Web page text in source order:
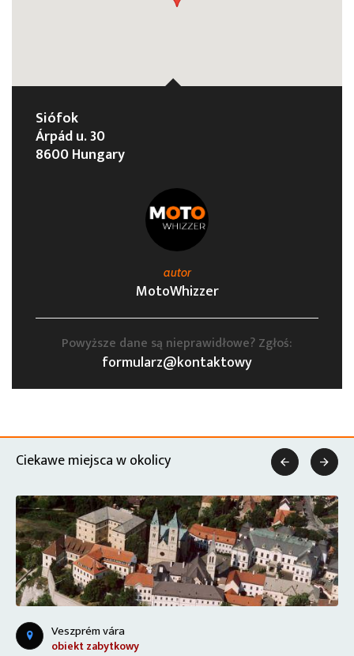
Siófok
Árpád u. 30
8600 Hungary
autor
MotoWhizzer
Powyższe dane są nieprawidłowe? Zgłoś:
formularz@kontaktowy
Ciekawe miejsca w okolicy
Veszprém vára
obiekt zabytkowy
 